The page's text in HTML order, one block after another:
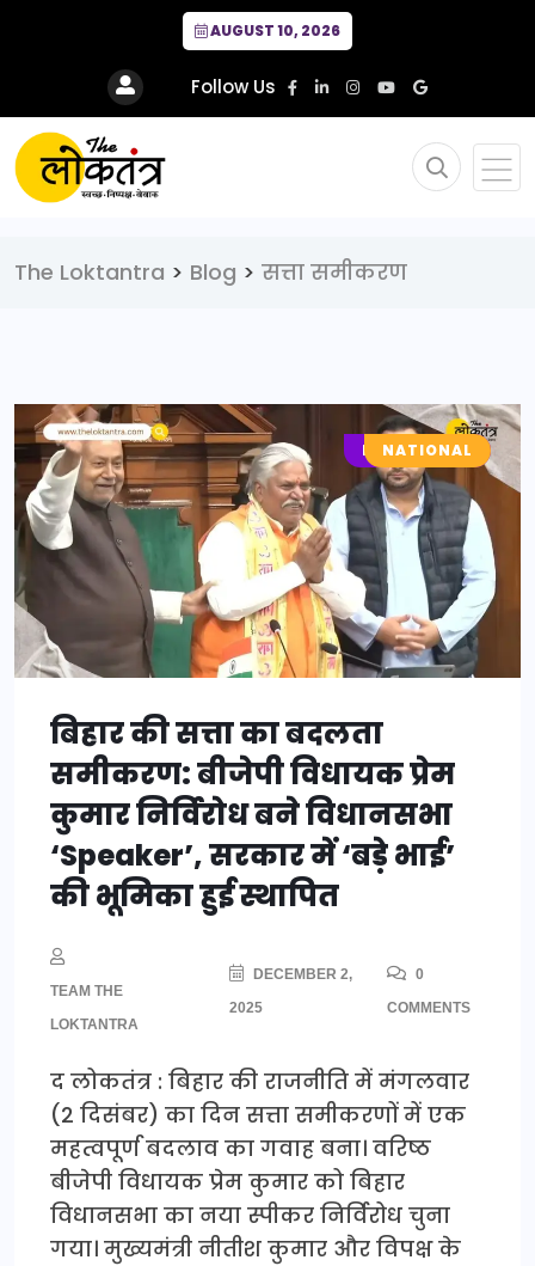
AUGUST 10, 2026
Follow Us
The Loktantra > Blog > सत्ता समीकरण
LOCAL NEWS
NATIONAL
बिहार की सत्ता का बदलता
समीकरण: बीजेपी विधायक प्रेम
कुमार निर्विरोध बने विधानसभा
‘Speaker’, सरकार में ‘बड़े भाई’
की भूमिका हुई स्थापित
TEAM THE
LOKTANTRA
DECEMBER 2,
2025
0
COMMENTS
द लोकतंत्र : बिहार की राजनीति में मंगलवार
(2 दिसंबर) का दिन सत्ता समीकरणों में एक
महत्वपूर्ण बदलाव का गवाह बना। वरिष्ठ
बीजेपी विधायक प्रेम कुमार को बिहार
विधानसभा का नया स्पीकर निर्विरोध चुना
गया। मुख्यमंत्री नीतीश कुमार और विपक्ष के